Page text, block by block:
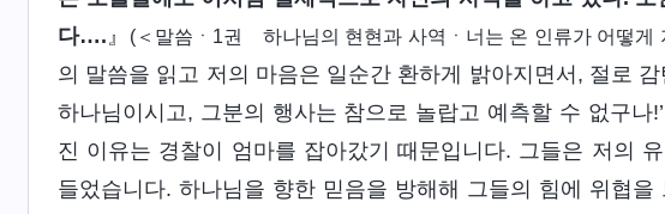
다….』 (＜말씀ㆍ1권 하나님의 현현과 사역ㆍ너는 온 인류가 어떻게
의 말씀을 읽고 저의 마음은 일순간 환하게 밝아지면서, 절로
하나님이시고, 그분의 행사는 참으로 놀랍고 예측할 수 없구나
진 이유는 경찰이 엄마를 잡아갔기 때문입니다. 그들은 저의
들었습니다. 하나님을 향한 믿음을 방해해 그들의 힘에 위협